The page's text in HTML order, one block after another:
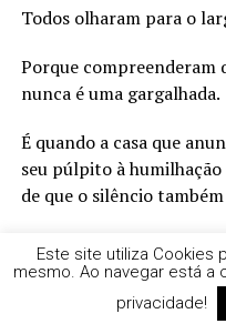
Todos olharam para o
Porque compreenderam
nunca é uma gargalhada.
É quando a casa que
seu púlpito à
de que o silêncio
E os sinos continuaram a
Talvez não para acordar
Este site utiliza Cookies
mesmo. Ao navegar está
privacidade!